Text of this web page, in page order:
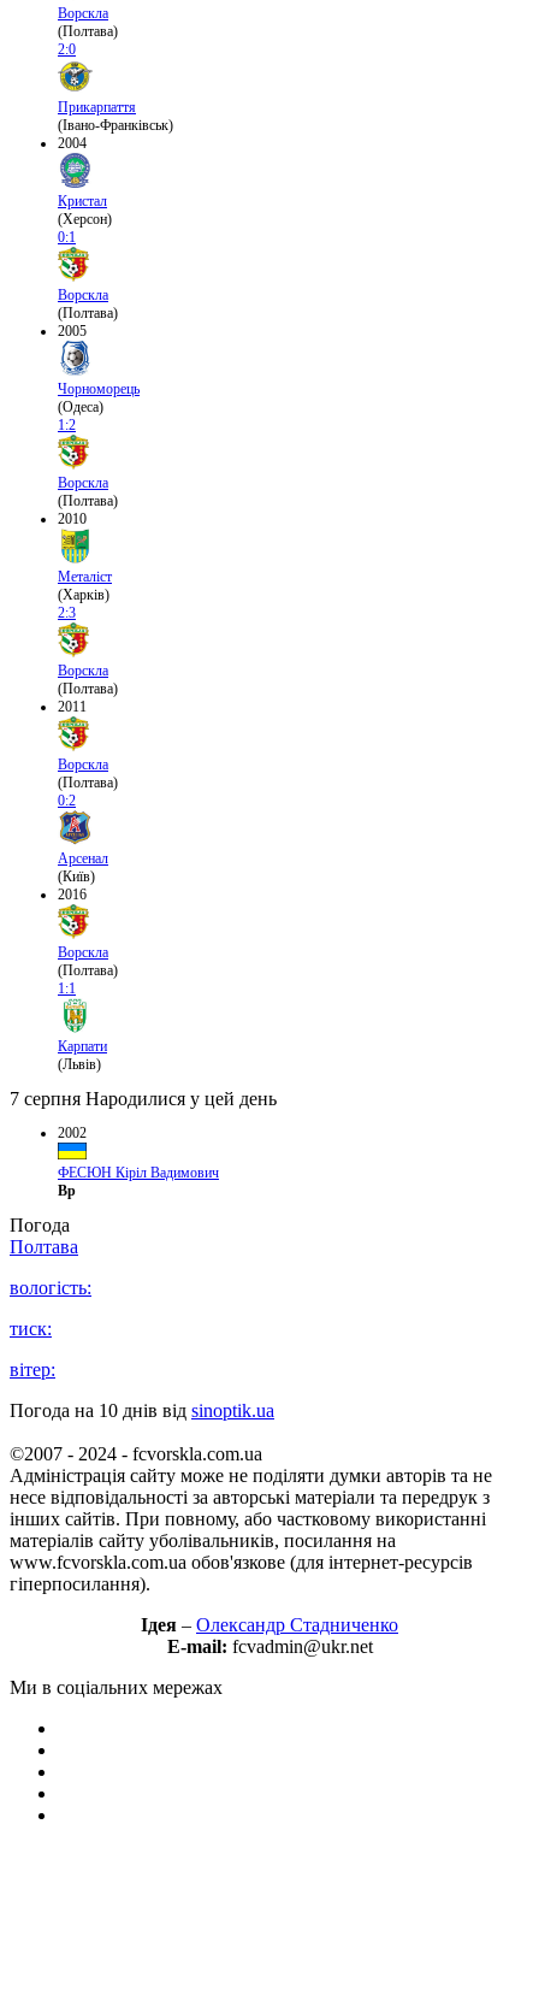
Ворскла
(Полтава)
2:0
Прикарпаття
(Івано-Франківськ)
2004
Кристал
(Херсон)
0:1
Ворскла
(Полтава)
2005
Чорноморець
(Одеса)
1:2
Ворскла
(Полтава)
2010
Металіст
(Харків)
2:3
Ворскла
(Полтава)
2011
Ворскла
(Полтава)
0:2
Арсенал
(Київ)
2016
Ворскла
(Полтава)
1:1
Карпати
(Львів)
7 серпня Народилися у цей день
2002
ФЕСЮН Кіріл Вадимович
Вр
Погода
Полтава
вологість:
тиск:
вітер:
Погода на 10 днів від sinoptik.ua
©2007 - 2024 - fcvorskla.com.ua
Адміністрація сайту може не поділяти думки авторів та не
несе відповідальності за авторські матеріали та передрук з
інших сайтів. При повному, або частковому використанні
матеріалів сайту уболівальників, посилання на
www.fcvorskla.com.ua обов'язкове (для інтернет-ресурсів
гіперпосилання).
Ідея – Олександр Стадниченко
E-mail: fcvadmin@ukr.net
Ми в соціальних мережах